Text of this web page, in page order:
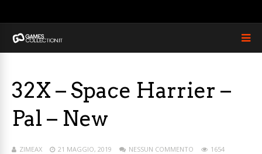
32X – Space Harrier –
Pal – New
ZIMEAX 21 MAGGIO, 2019 NESSUN COMMENTO
1654